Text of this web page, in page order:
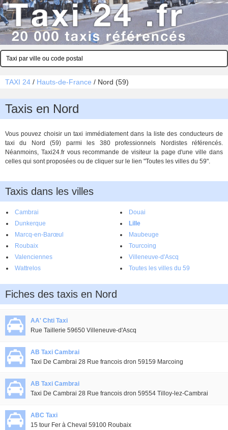
TAXI 24 / Hauts-de-France / Nord (59)
Taxis en Nord
Vous pouvez choisir un taxi immédiatement dans la liste des conducteurs de
taxi du Nord (59) parmi les 380 professionnels Nordistes référencés.
Néanmoins, Taxi24.fr vous recommande de visiteur la page d'une ville dans
celles qui sont proposées ou de cliquer sur le lien "Toutes les villes du 59".
Taxis dans les villes
Cambrai
Douai
Dunkerque
Lille
Marcq-en-Barœul
Maubeuge
Roubaix
Tourcoing
Valenciennes
Villeneuve-d'Ascq
Wattrelos
Toutes les villes du 59
Fiches des taxis en Nord
AA' Chti Taxi
Rue Taillerie 59650 Villeneuve-d'Ascq
AB Taxi Cambrai
Taxi De Cambrai 28 Rue francois dron 59159 Marcoing
AB Taxi Cambrai
Taxi De Cambrai 28 Rue francois dron 59554 Tilloy-lez-Cambrai
ABC Taxi
15 tour Fer à Cheval 59100 Roubaix